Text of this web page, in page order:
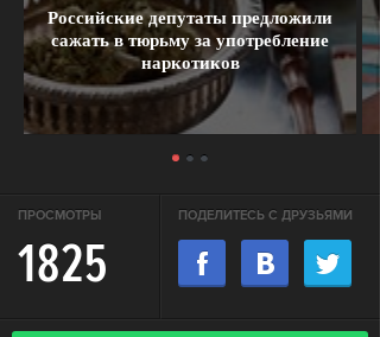
Российские депутаты предложили
сажать в тюрьму за употребление
наркотиков
ПРОСМОТРЫ
1825
ПОДЕЛИТЕСЬ С ДРУЗЬЯМИ